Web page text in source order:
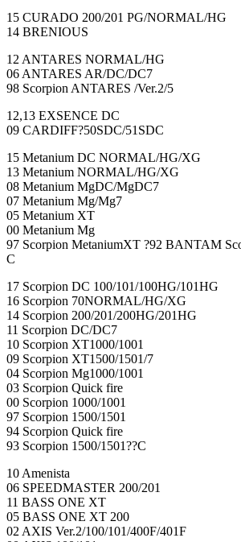
15 CURADO 200/201 PG/NORMAL/HG
14 BRENIOUS
12 ANTARES NORMAL/HG
06 ANTARES AR/DC/DC7
98 Scorpion ANTARES /Ver.2/5
12,13 EXSENCE DC
09 CARDIFF?50SDC/51SDC
15 Metanium DC NORMAL/HG/XG
13 Metanium NORMAL/HG/XG
08 Metanium MgDC/MgDC7
07 Metanium Mg/Mg7
05 Metanium XT
00 Metanium Mg
97 Scorpion MetaniumXT ?92 BANTAM
C
17 Scorpion DC 100/101/100HG/101HG
16 Scorpion 70NORMAL/HG/XG
14 Scorpion 200/201/200HG/201HG
11 Scorpion DC/DC7
10 Scorpion XT1000/1001
09 Scorpion XT1500/1501/7
04 Scorpion Mg1000/1001
03 Scorpion Quick fire
00 Scorpion 1000/1001
97 Scorpion 1500/1501
94 Scorpion Quick fire
93 Scorpion 1500/1501??C
10 Amenista
06 SPEEDMASTER 200/201
11 BASS ONE XT
05 BASS ONE XT 200
02 AXIS Ver.2/100/101/400F/401F